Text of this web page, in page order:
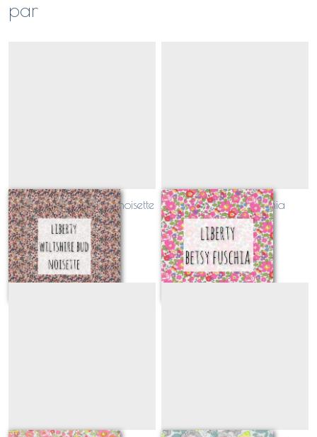
par
Liberty Wiltshire bud noisette
(EXCLUSIF!)
Sur demande
Liberty Betsy fuschia
(EXCLUSIF!)
Sur demande